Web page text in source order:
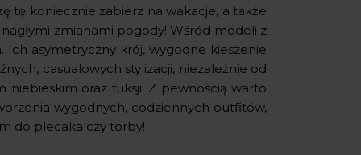
tę koniecznie zabierz na wakacje, a także
zmianami pogody! Wśród modeli z
asymetryczny krój, wygodne kieszenie
casualowych stylizacji, niezależnie od
oraz fuksji. Z pewnością warto
wygodnych, codziennych outfitów,
do plecaka czy torby!